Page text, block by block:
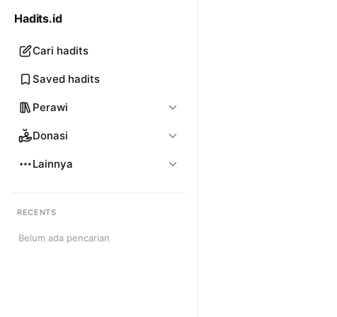
Hadits.id
Cari hadits
Saved hadits
Perawi
Donasi
Lainnya
RECENTS
Belum ada pencarian